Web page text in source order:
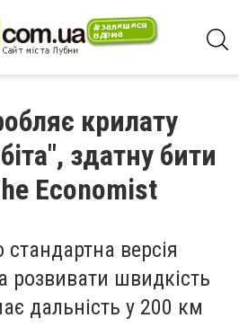
крилату
здатну бити
Economist
версія
розвивати швидкість
дальність у 200 км